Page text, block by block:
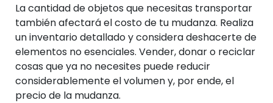
La cantidad de objetos que necesitas transportar
también afectará el costo de tu mudanza. Realiza
un inventario detallado y considera deshacerte de
elementos no esenciales. Vender, donar o reciclar
cosas que ya no necesites puede reducir
considerablemente el volumen y, por ende, el
precio de la mudanza.